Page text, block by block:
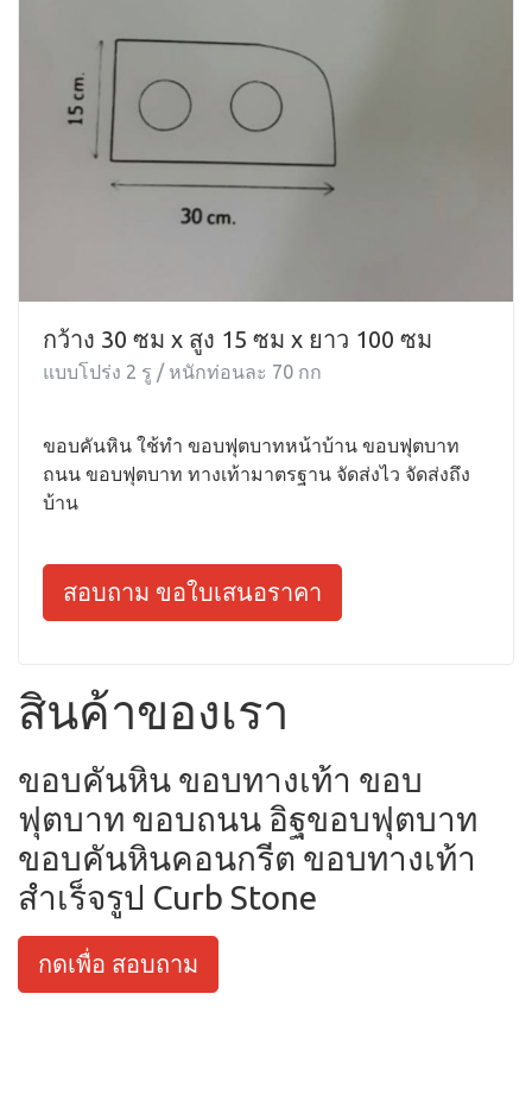
กว้าง 30 ซม x สูง 15 ซม x ยาว 100 ซม
แบบโปร่ง 2 รู / หนักท่อนละ 70 กก
ขอบคันหิน ใช้ทำ ขอบฟุตบาทหน้าบ้าน ขอบฟุตบาท
ถนน ขอบฟุตบาท ทางเท้ามาตรฐาน จัดส่งไว จัดส่งถึง
บ้าน
สอบถาม ขอใบเสนอราคา
สินค้าของเรา
ขอบคันหิน ขอบทางเท้า ขอบ
ฟุตบาท ขอบถนน อิฐขอบฟุตบาท
ขอบคันหินคอนกรีต ขอบทางเท้า
สำเร็จรูป Curb Stone
กดเพื่อ สอบถาม